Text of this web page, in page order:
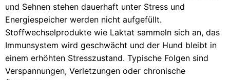
und Sehnen stehen dauerhaft unter Stress und
Energiespeicher werden nicht aufgefüllt.
Stoffwechselprodukte wie Laktat sammeln sich an, das
Immunsystem wird geschwächt und der Hund bleibt in
einem erhöhten Stresszustand. Typische Folgen sind
Verspannungen, Verletzungen oder chronische